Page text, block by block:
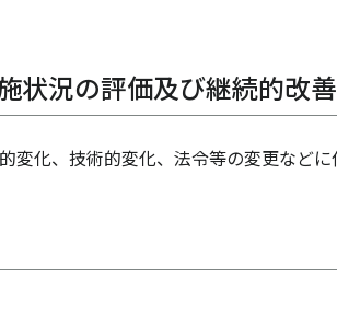
状況の評価及び継続的改善
変化、技術的変化、法令等の変更などに